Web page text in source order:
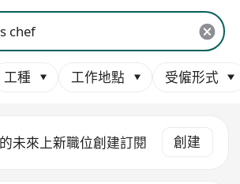
工種 工作地點 受僱形式
未來上新職位創建訂閱 創建